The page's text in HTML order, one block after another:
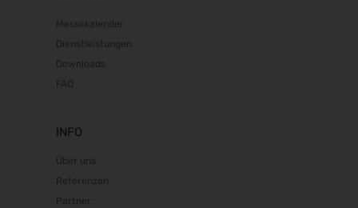
Messekalender
Dienstleistungen
Downloads
FAQ
INFO
Über uns
Referenzen
Partner